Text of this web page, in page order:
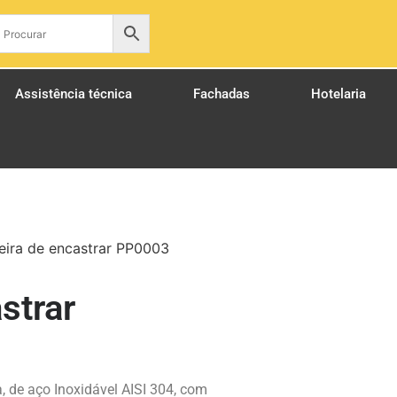
Assistência técnica Fachadas Hotelaria
de encastrar PP0003
de aço Inoxidável AISI 304, com